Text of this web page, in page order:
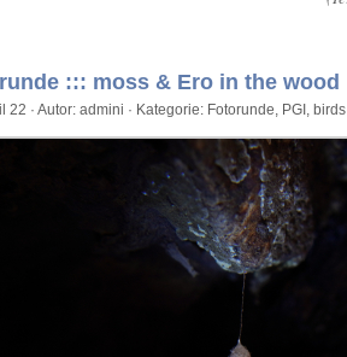
::: moss & Ero in the wood
22 · Autor: admini · Kategorie: Fotorunde PGI